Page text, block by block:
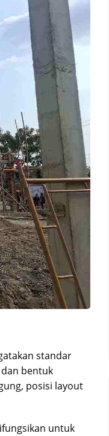
standar
bentuk
posisi layout
untuk